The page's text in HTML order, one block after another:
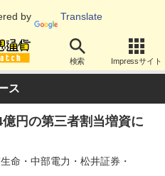
by Translate
検索 Impressサイト
ス
円の第三者割当増資に
命・中部電力・松井証券・